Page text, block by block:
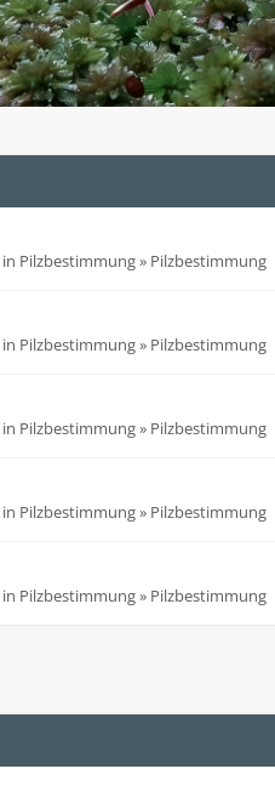
in Pilzbestimmung» Pilzbestimmung
in Pilzbestimmung» Pilzbestimmung
in Pilzbestimmung» Pilzbestimmung
in Pilzbestimmung» Pilzbestimmung
in Pilzbestimmung» Pilzbestimmung